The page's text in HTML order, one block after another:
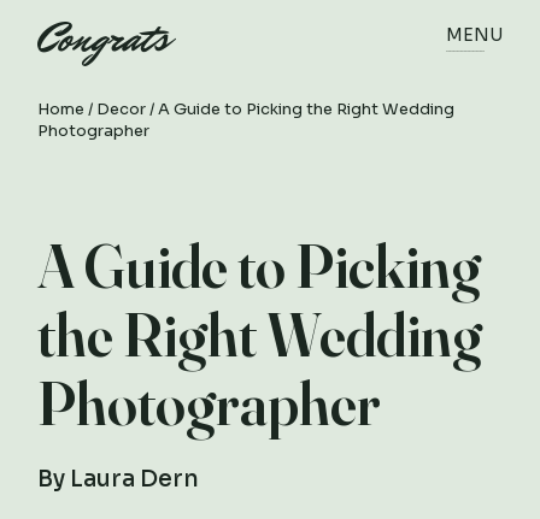
MENU
Home Decor
A Guide to Picking the Right Wedding
Photographer
A Guide to Picking
the Right Wedding
Photographer
By Laura Dern